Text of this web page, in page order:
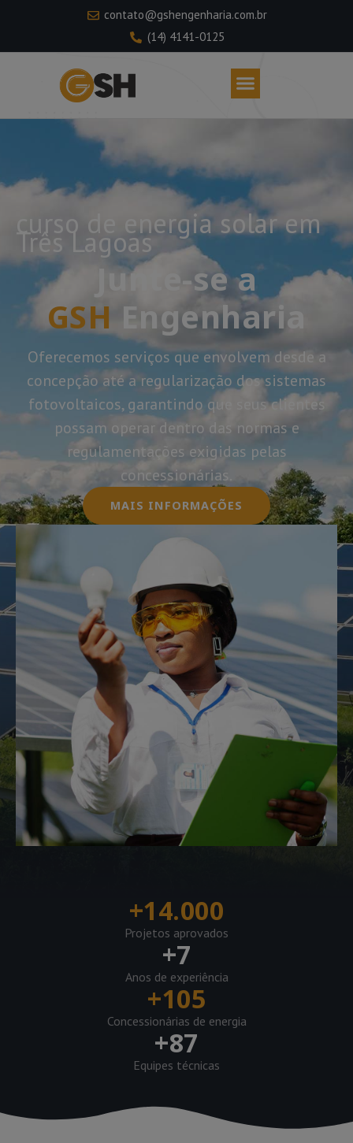
contato@gshengenharia.com.br
(14) 4141-0125
curso de energia solar em
Três Lagoas
Junte-se a
GSH Engenharia
Oferecemos serviços que envolvem desde a
concepção até a regularização dos sistemas
fotovoltaicos, garantindo que seus clientes
possam operar dentro das normas e
regulamentações exigidas pelas
concessionárias.
MAIS INFORMAÇÕES
+14.000
Projetos aprovados
+7
Anos de experiência
+105
Concessionárias de energia
+87
Equipes técnicas